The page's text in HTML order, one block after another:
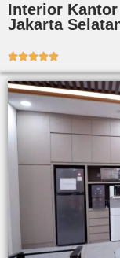
Interior
Jakarta
